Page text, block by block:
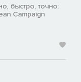
быстро, точно:
Campaign